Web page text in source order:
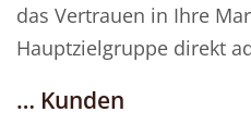
das Vertrauen in Ihre
Hauptzielgruppe direkt
… Kunden